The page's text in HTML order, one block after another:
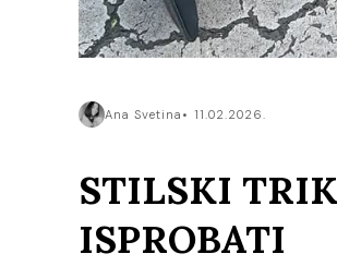
Ana Svetina 11.02.2026.
STILSKI
ISPROBATI